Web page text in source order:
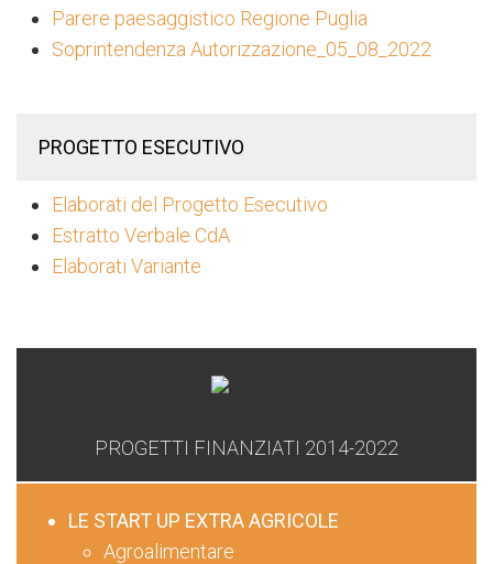
Parere paesaggistico Regione Puglia
Soprintendenza Autorizzazione_05_08_2022
PROGETTO ESECUTIVO
Elaborati del Progetto Esecutivo
Estratto Verbale CdA
Elaborati Variante
PROGETTI FINANZIATI 2014-2022
LE START UP EXTRA AGRICOLE
Agroalimentare